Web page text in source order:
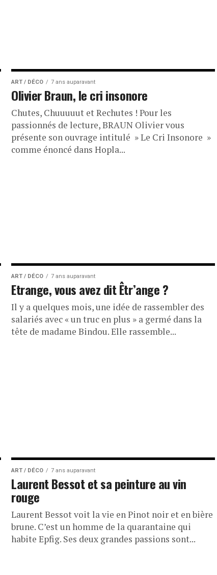
ART / DÉCO 7 ans auparavant
Olivier Braun, le cri insonore
Chutes, Chuuuuut et Rechutes ! Pour les
passionnés de lecture, BRAUN Olivier vous
présente son ouvrage intitulé » Le Cri Insonore »
comme énoncé dans Hopla...
ART / DÉCO 7 ans auparavant
Etrange, vous avez dit Êtr’ange ?
Il y a quelques mois, une idée de rassembler des
salariés avec « un truc en plus » a germé dans la
tête de madame Bindou. Elle rassemble...
ART / DÉCO 7 ans auparavant
Laurent Bessot et sa peinture au vin
rouge
Laurent Bessot voit la vie en Pinot noir et en bière
brune. C’est un homme de la quarantaine qui
habite Epfig. Ses deux grandes passions sont...